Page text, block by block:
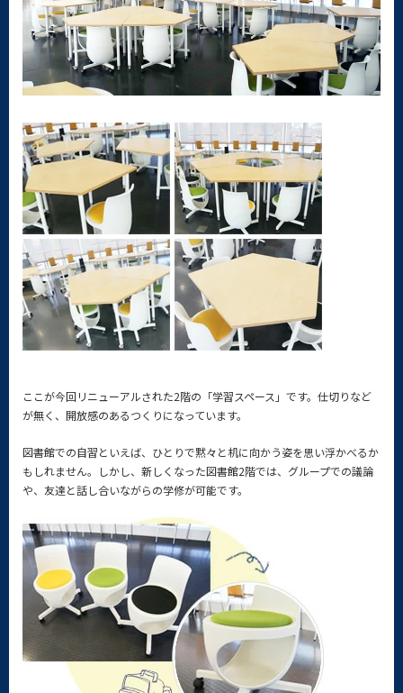
ここが今回リニューアルされた2階の「学習スペース」です。仕切りなど
が無く、開放感のあるつくりになっています。
図書館での自習といえば、ひとりで黙々と机に向かう姿を思い浮かべるか
もしれません。しかし、新しくなった図書館2階では、グループでの議論
や、友達と話し合いながらの学修が可能です。